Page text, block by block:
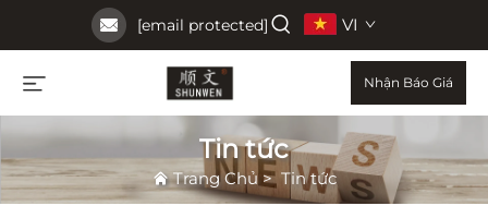
[email protected] VI
Nhận Báo Giá
Tin tức
Trang Chủ > Tin tức